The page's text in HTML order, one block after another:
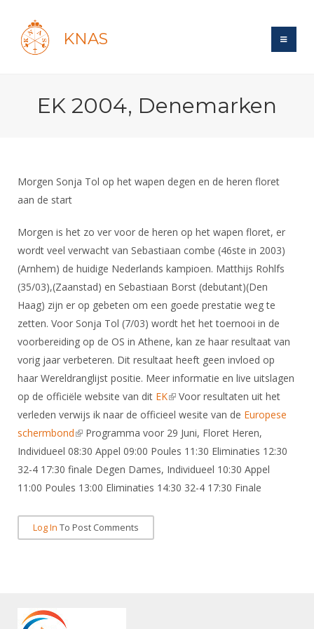
KNAS
Login
Polls
Maandelijks archief
Evenement
Website
Gebruiksvoorwaarden
Handleiding
Historie
Bond
Lidmaatschap
Reglementen
Ledencijfers
Sponsors en Partners
Organisatie
Commissies
Ereleden
Leden van Verdiensten
Vacatures
Bondsbureau
Contact
Medewerkers
Introductie
Veteranen
Lichtzwaardschermen
Wedstrijdsport
Ranglijsten
Inschrijven
Reglementen
Materiaal
Schermpaspoort
KNAS Keurmerk
Veteranenwedstrijden
Wat is topsport
Nieuws
NK's
Oranje
DBT
FBT
SBT
Talentontwikkeling
Atletencommissie
Internationale Titeltoernooien
Internationale aanmeldingen
Informatie
Voor de jeugd
Ouders en vereniging
Jeugdkampen
Brassardsysteem
Voor coaches en leraren
Nieuws
Nationale opleidingen
Internationale opleidingen
Opleidingen
Voor scheidsrechters
Scheidsrechter Documentatie
Forums
Forums
Schermforum
Nieuws
Zoek Vereniging
Contact
NK organiseren
EK 2004, Denemarken
Morgen Sonja Tol op het wapen degen en de heren floret
aan de start
Morgen is het zo ver voor de heren op het wapen floret, er
wordt veel verwacht van Sebastiaan combe (46ste in 2003)
(Arnhem) de huidige Nederlands kampioen. Matthijs Rohlfs
(35/03),(Zaanstad) en Sebastiaan Borst (debutant)(Den
Haag) zijn er op gebeten om een goede prestatie weg te
zetten. Voor Sonja Tol (7/03) wordt het het toernooi in de
voorbereiding op de OS in Athene, kan ze haar resultaat van
vorig jaar verbeteren. Dit resultaat heeft geen invloed op
haar Wereldranglijst positie. Meer informatie en live uitslagen
op de officiële website van dit EK(link is external)
Voor resultaten uit het
verleden verwijs ik naar de officieel wesite van de Europese
schermbond(link is external)
Programma voor 29 Juni, Floret Heren,
Individueel 08:30 Appel 09:00 Poules 11:30 Eliminaties 12:30
32-4 17:30 finale Degen Dames, Individueel 10:30 Appel
11:00 Poules 13:00 Eliminaties 14:30 32-4 17:30 Finale
Log In To Post Comments